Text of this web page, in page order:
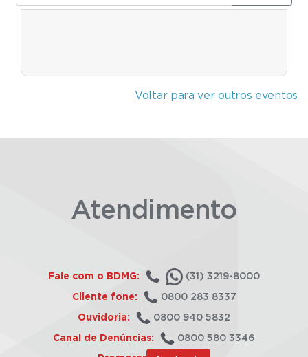
Voltar para ver outros eventos
Atendimento
Fale com o BDMG: (31) 3219-8000
Cliente fone: 0800 283 8337
Ouvidoria: 0800 940 5832
Canal de Denúncias: 0800 580 3346